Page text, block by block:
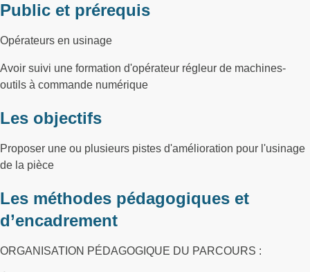
Public et prérequis
Opérateurs en usinage
Avoir suivi une formation d'opérateur régleur de machines-
outils à commande numérique
Les objectifs
Proposer une ou plusieurs pistes d'amélioration pour l'usinage
de la pièce
Les méthodes pédagogiques et
d’encadrement
ORGANISATION PÉDAGOGIQUE DU PARCOURS :